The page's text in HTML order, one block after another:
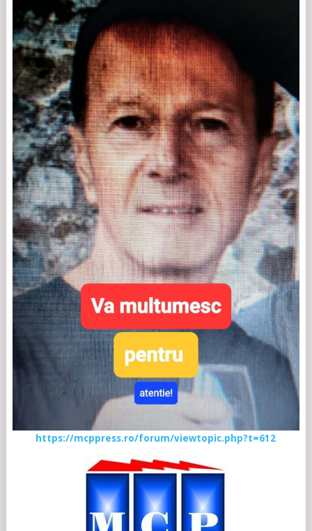
https://mcppress.ro/forum/viewtopic.php?t=612